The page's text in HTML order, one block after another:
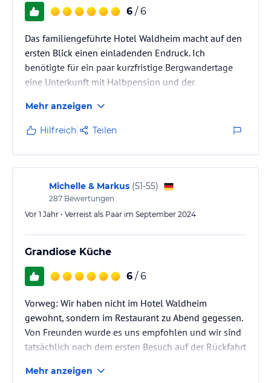
ohne Gewähr und ohne Prüfung durch HolidayCheck. Bitte
lies vor der Buchung die verbindlichen
jeweiligen Veranstalters.
6 / 6
Das familiengeführte Hotel Waldheim macht auf den
ersten Blick einen einladenden Endruck. Ich
benötigte für ein paar kurzfristige Bergwandertage
eine Unterkunft mit Halbpension und der
saunieren. Kurzum…. meinen Vorstellungen wurde
erfüllt, ich kann Hotel Waldheim klar
weiterempfehlen!
Mehr anzeigen
Hilfreich Teilen
Michelle & Markus (51-55)
287 Bewertungen
Vor 1 Jahr • Verreist als Paar im September 2024
Grandiose Küche
6 / 6
Vorweg: Wir haben nicht im Hotel Waldheim
gewohnt, sondern im Restaurant zu Abend gegessen.
Von Freunden wurde es uns empfohlen und wir sind
tatsächlich nach dem ersten Besuch auf der Rückfahrt
Abende fast eine halbe Stunde aus Schlanders
Mehr anzeigen